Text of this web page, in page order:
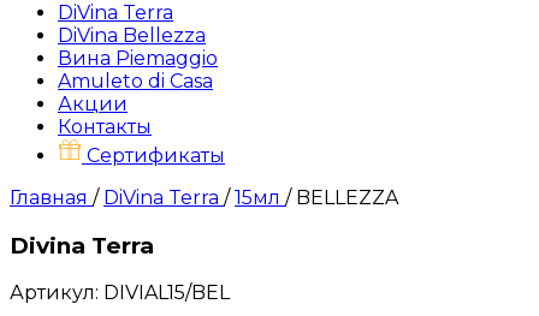
DiVina Terra
DiVina Bellezza
Вина Piemaggio
Amuleto di Casa
Акции
Контакты
Сертификаты
Главная / DiVina Terra /15мл / BELLEZZA
Divina Terra
Артикул: DIVIAL15/BEL